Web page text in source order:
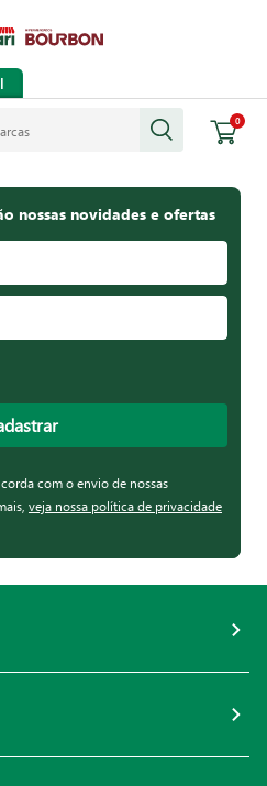
0
nossas novidades e ofertas
com o envio de nossas
veja nossa política de privacidade